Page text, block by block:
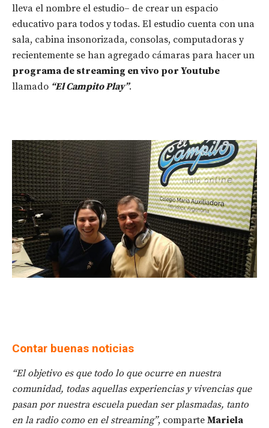
lleva el nombre el estudio– de crear un espacio
educativo para todos y todas. El estudio cuenta con una
sala, cabina insonorizada, consolas, computadoras y
recientemente se han agregado cámaras para hacer un
programa de streaming en vivo por Youtube
llamado “El Campito Play”.
Contar buenas noticias
“El objetivo es que todo lo que ocurre en nuestra
comunidad, todas aquellas experiencias y vivencias que
pasan por nuestra escuela puedan ser plasmadas, tanto
en la radio como en el streaming”, comparte Mariela